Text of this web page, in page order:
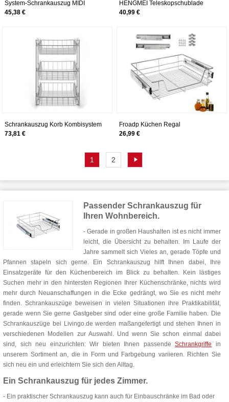
System-Schrankauszug MIDI
HxBxT: 18,5 x 50 x 40 cm
45,38 €
HENGMEI Teleskopschublade
Schrankauszug Ausziehbare
Schlafzimmerschublade (2X60cm)
40,99 €
Schrankauszug Korb Kombisystem
für 40er Schrank, 3 etagig
73,81 €
Froadp Küchen Regal
Teleskopschublade
Ablage Geeignet für 60cm
Schränke(Tatsächliche Breite
26,99 €
1 2
Passender Schrankauszug für
Ihren Wohnbereich.
- Gerade in großen Haushalten ist es nicht immer
leicht, die Übersicht zu behalten. Im Laufe der
Jahre sammelt sich Vieles an, gerade Töpfe und
Pfannen stapeln sich gerne. Ein Schrankauszug hilft Ihnen dabei, Ihre
Einsatzgeräte für den Küchenbereich im Blick zu behalten. Kein lästiges
Suchen mehr in den hintersten Regionen Ihrer Küchenschränke, nichts wird
mehr durch Neuanschaffungen in die Ecke gedrängt, wo Sie es nicht mehr
finden. Schrankauszüge beweisen in vielen Situationen ihre Praktikabilität,
gerade wenn Sie gerne Gastgeber sind oder eine große Familie haben. Die
Schrankauszüge bei Livingo.de werden maßangefertigt und stehen Ihnen in
verschiedenen Modellen zur Auswahl. Und wenn Sie schon einmal dabei
sind, sich neu einzurichten: Wir bieten Ihnen passendeSchrankgriffe in
unserem Sortiment an, die in Form und Farbgebung variieren. Richten Sie
sich neu ein und erleichtern Sie sich den Alltag.
Ein Schrankauszug für jedes Zimmer.
- Ein praktischer Schrankauszug kann auch für Einbauschränke im Bad oder